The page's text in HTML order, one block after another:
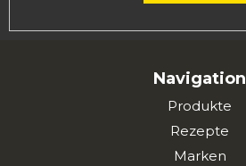
Navigation
Produkte
Rezepte
Marken